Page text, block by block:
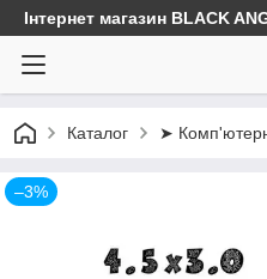
Інтернет магазин BLACK
Каталог ➤
–3%